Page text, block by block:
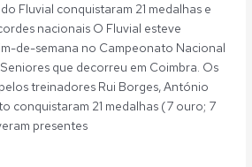
Fluvial conquistaram 21 medalhas e
nacionais O Fluvial esteve
de-semana no Campeonato Nacional
que decorreu em Coimbra. Os
treinadores Rui Borges, António
conquistaram 21 medalhas (7 ouro; 7
presentes